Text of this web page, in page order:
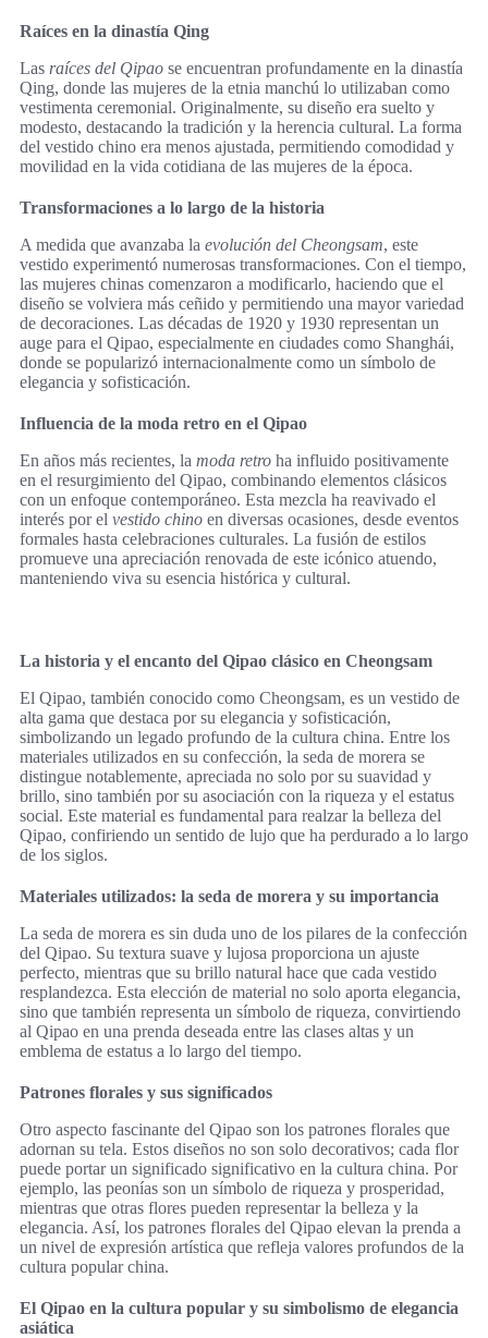
Raíces en la dinastía Qing
Las raíces del Qipao se encuentran profundamente en la dinastía
Qing, donde las mujeres de la etnia manchú lo utilizaban como
vestimenta ceremonial. Originalmente, su diseño era suelto y
modesto, destacando la tradición y la herencia cultural. La forma
del vestido chino era menos ajustada, permitiendo comodidad y
movilidad en la vida cotidiana de las mujeres de la época.
Transformaciones a lo largo de la historia
A medida que avanzaba la evolución del Cheongsam, este
vestido experimentó numerosas transformaciones. Con el tiempo,
las mujeres chinas comenzaron a modificarlo, haciendo que el
diseño se volviera más ceñido y permitiendo una mayor variedad
de decoraciones. Las décadas de 1920 y 1930 representan un
auge para el Qipao, especialmente en ciudades como Shanghái,
donde se popularizó internacionalmente como un símbolo de
elegancia y sofisticación.
Influencia de la moda retro en el Qipao
En años más recientes, la moda retro ha influido positivamente
en el resurgimiento del Qipao, combinando elementos clásicos
con un enfoque contemporáneo. Esta mezcla ha reavivado el
interés por el vestido chino en diversas ocasiones, desde eventos
formales hasta celebraciones culturales. La fusión de estilos
promueve una apreciación renovada de este icónico atuendo,
manteniendo viva su esencia histórica y cultural.
La historia y el encanto del Qipao clásico en Cheongsam
El Qipao, también conocido como Cheongsam, es un vestido de
alta gama que destaca por su elegancia y sofisticación,
simbolizando un legado profundo de la cultura china. Entre los
materiales utilizados en su confección, la seda de morera se
distingue notablemente, apreciada no solo por su suavidad y
brillo, sino también por su asociación con la riqueza y el estatus
social. Este material es fundamental para realzar la belleza del
Qipao, confiriendo un sentido de lujo que ha perdurado a lo largo
de los siglos.
Materiales utilizados: la seda de morera y su importancia
La seda de morera es sin duda uno de los pilares de la confección
del Qipao. Su textura suave y lujosa proporciona un ajuste
perfecto, mientras que su brillo natural hace que cada vestido
resplandezca. Esta elección de material no solo aporta elegancia,
sino que también representa un símbolo de riqueza, convirtiendo
al Qipao en una prenda deseada entre las clases altas y un
emblema de estatus a lo largo del tiempo.
Patrones florales y sus significados
Otro aspecto fascinante del Qipao son los patrones florales que
adornan su tela. Estos diseños no son solo decorativos; cada flor
puede portar un significado significativo en la cultura china. Por
ejemplo, las peonías son un símbolo de riqueza y prosperidad,
mientras que otras flores pueden representar la belleza y la
elegancia. Así, los patrones florales del Qipao elevan la prenda a
un nivel de expresión artística que refleja valores profundos de la
cultura popular china.
El Qipao en la cultura popular y su simbolismo de elegancia
asiática